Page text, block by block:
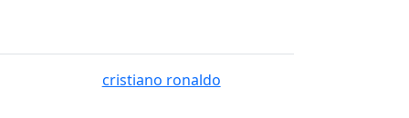
cristiano ronaldo